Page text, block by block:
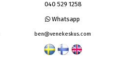
040 529 1258
Whatsapp
ben@venekeskus.com